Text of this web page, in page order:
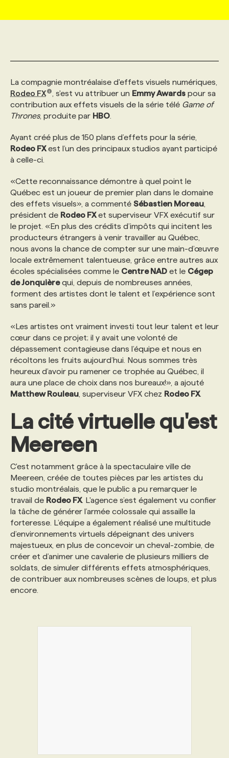
AFFAIRES DE L'INDUSTRIE
INITIATIVES NUMÉRIQUES
WEB & MÉDIAS SOCIAUX
MARKETING DURABLE
ÉVÉNEMENTIEL
NOS AUTEUR‧RICES
INFOLETTRE PUBLICITÉ
ANNONCEZ AVEC NOUS
CONSULTER LA CVTHÈQUE
PROFIL ENTREPRISE
VOIR LES OFFRES
PROFIL CANDIDAT
FAQ
ANNONCEZ AVEC NOUS
NOS FORMATIONS EN LIGNE
NOS PARCOURS DE FORMATIONS
NOS FORMATEUR‧RICES
POURQUOI CHOISIR NOS FORMATIONS
PROGRAMMES DE SUBVENTIONS
FAQ
CHASSE DE TÊTE
SERVICE DE CHASSE DE TÊTE
NOS EXPERTISES
ANNONCEZ AVEC NOUS
La compagnie montréalaise d'effets visuels numériques,
Rodeo FX
, s'est vu attribuer un Emmy Awardspour sa
contribution aux effets visuels de la série télé Game of
Thrones, produite par HBO
Ayant créé plus de 150 plans d’effets pour la série,
Rodeo FXest l’un des principaux studios ayant participé
à celle-ci.
«Cette reconnaissance démontre à quel point le
Québec est un joueur de premier plan dans le domaine
des effets visuels», a commenté Sébastien Moreau
président de Rodeo FXet superviseur VFX exécutif sur
le projet. «En plus des crédits d’impôts qui incitent les
producteurs étrangers à venir travailler au Québec,
nous avons la chance de compter sur une main-d’œuvre
locale extrêmement talentueuse, grâce entre autres aux
écoles spécialisées comme le Centre NAD et le Cégep
de Jonquièrequi, depuis de nombreuses années,
forment des artistes dont le talent et l’expérience sont
sans pareil.»
«Les artistes ont vraiment investi tout leur talent et leur
cœur dans ce projet; il y avait une volonté de
dépassement contagieuse dans l’équipe et nous en
récoltons les fruits aujourd’hui. Nous sommes très
heureux d’avoir pu ramener ce trophée au Québec, il
aura une place de choix dans nos bureaux!», a ajouté
Matthew Rouleau , superviseur VFX chez Rodeo FX.
La cité virtuelle qu'est
Meereen
C'est notamment grâce à la spectaculaire ville de
Meereen, créée de toutes pièces par les artistes du
studio montréalais, que le public a pu remarquer le
travail de Rodeo FX. L'agence s’est également vu confier
la tâche de générer l’armée colossale qui assaille la
forteresse. L’équipe a également réalisé une multitude
d’environnements virtuels dépeignant des univers
majestueux, en plus de concevoir un cheval-zombie, de
créer et d’animer une cavalerie de plusieurs milliers de
soldats, de simuler différents effets atmosphériques,
de contribuer aux nombreuses scènes de loups, et plus
encore.